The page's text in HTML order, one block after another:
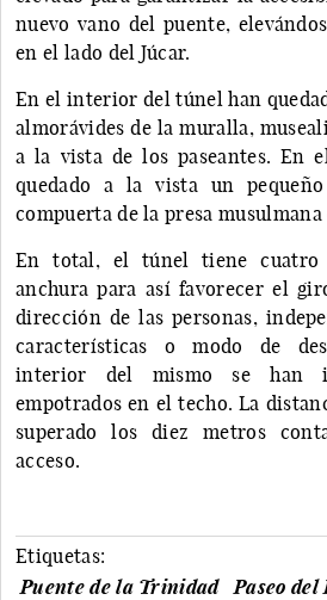
nuevo vano del puente,
en el lado del Júcar.
En el interior del túnel han
almorávides de la muralla,
a la vista de los paseantes. En
quedado a la vista un
compuerta de la presa musulmana
En total, el túnel tiene cuatro
anchura para así favorecer el
dirección de las personas,
características o modo de
interior del mismo se han
empotrados en el techo. La
superado los diez metros
acceso.
Etiquetas:
Puente de la Trinidad
Paseo